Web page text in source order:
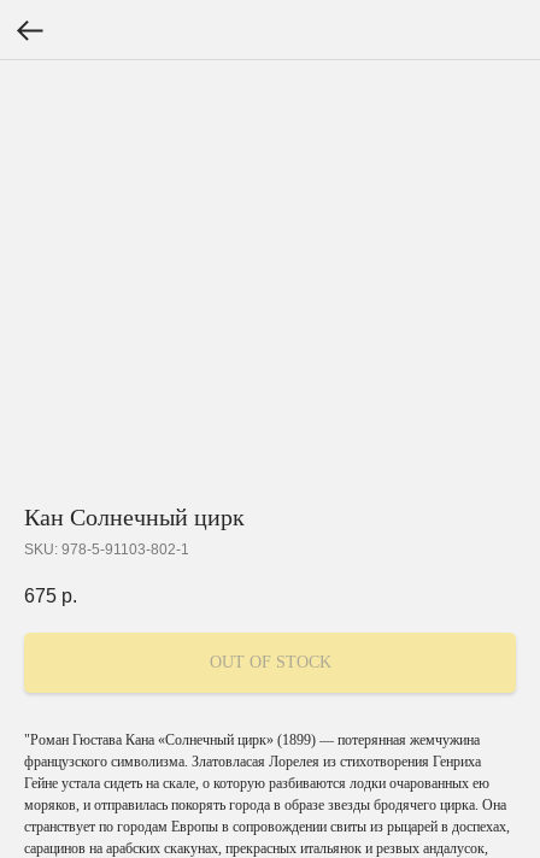
Кан Солнечный цирк
SKU: 978-5-91103-802-1
675 р.
OUT OF STOCK
"Роман Гюстава Кана «Солнечный цирк» (1899) — потерянная жемчужина
французского символизма. Златовласая Лорелея из стихотворения Генриха
Гейне устала сидеть на скале, о которую разбиваются лодки очарованных ею
моряков, и отправилась покорять города в образе звезды бродячего цирка. Она
странствует по городам Европы в сопровождении свиты из рыцарей в доспехах,
сарацинов на арабских скакунах, прекрасных итальянок и резвых андалусок,